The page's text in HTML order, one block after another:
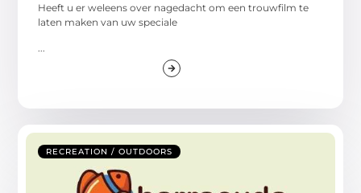
Heeft u er weleens over nagedacht om een trouwfilm te
laten maken van uw speciale
...
RECREATION / OUTDOORS